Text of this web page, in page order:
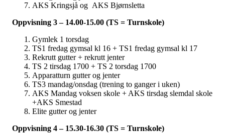
AKS Kringsjå og AKS Bjørnsletta
Oppvisning 3 – 14.00-15.00 (TS = Turnskole)
Gymlek 1 torsdag
TS1 fredag gymsal kl 16 + TS1 fredag gymsal kl 17
Rekrutt gutter + rekrutt jenter
TS 2 tirsdag 1700 + TS 2 torsdag 1700
Apparatturn gutter og jenter
TS3 mandag/onsdag (trening to ganger i uken)
AKS Mandag voksen skole + AKS tirsdag slemdal skole
+AKS Smestad
Elite gutter og jenter
Oppvisning 4 – 15.30-16.30 (TS = Turnskole)